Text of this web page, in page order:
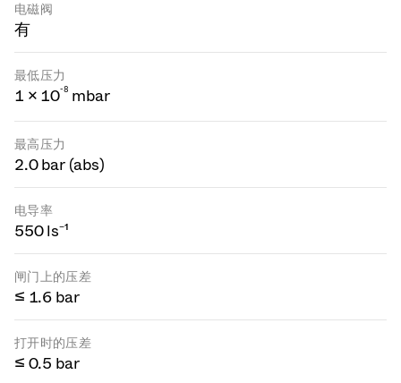
电磁阀
有
最低压力
1 × 10-8 mbar
最高压力
2.0 bar (abs)
电导率
550 ls⁻¹
闸门上的压差
≤ 1.6 bar
打开时的压差
≤ 0.5 bar